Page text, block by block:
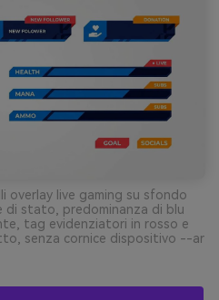
overlay live gaming su sfondo
di stato, predominanza di blu
tag evidenziatori in rosso e
senza cornice dispositivo --ar